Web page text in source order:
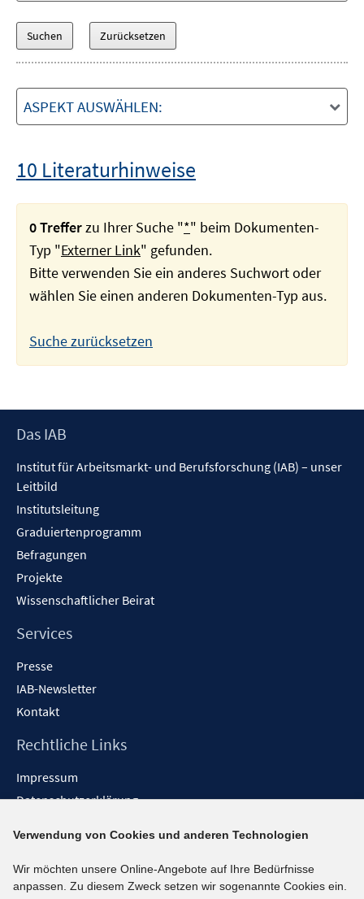
ASPEKT AUSWÄHLEN:
10 Literaturhinweise
0 Trefferzu Ihrer Suche "*" beim Dokumenten-
Typ "Externer Link" gefunden.
Bitte verwenden Sie ein anderes Suchwort oder
wählen Sie einen anderen Dokumenten-Typ aus.
Suche zurücksetzen
Footer
Das IAB
Institut für Arbeitsmarkt- und Berufsforschung (IAB) – unser
Leitbild
Institutsleitung
Graduiertenprogramm
Befragungen
Projekte
Wissenschaftlicher Beirat
Services
Presse
IAB-Newsletter
Kontakt
Rechtliche Links
Impressum
Datenschutzerklärung
Barrieren melden
Social-Media-Kanäle
Verwendung von Cookies und anderen Technologien
Wir möchten unsere Online-Angebote auf Ihre Bedürfnisse
anpassen. Zu diesem Zweck setzen wir sogenannte Cookies ein.